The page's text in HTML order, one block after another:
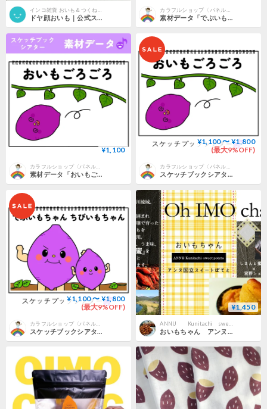
ドヤ顔おいも｜公式ステッカー 素材データ「でぶいもちゃんちびいもちゃん」
¥1,100
カラフルショップ〈パネルシアター・スケッチブックシアター〉
素材データ「おいもごろごろ」
¥1,100 〜 ¥1,800
(最大9%OFF)
カラフルショップ〈パネルシアター・スケッチブックシアター〉
スケッチブックシアター素材「おいもごろごろ」
¥1,100 〜 ¥1,800
(最大9%OFF)
¥1,450